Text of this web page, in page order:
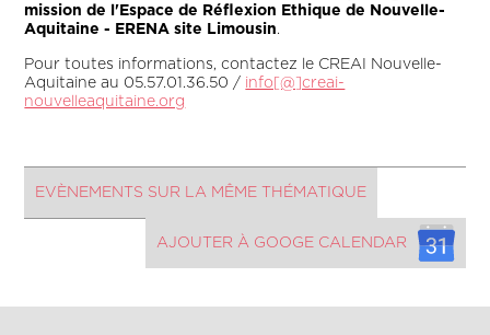
mission de l'Espace de Réflexion Ethique de Nouvelle-
Aquitaine - ERENA site Limousin.
Pour toutes informations, contactez le CREAI Nouvelle-
Aquitaine au 05.57.01.36.50 / info[@]creai-
nouvelleaquitaine.org
EVÈNEMENTS SUR LA MÊME THÉMATIQUE
AJOUTER À GOOGE CALENDAR